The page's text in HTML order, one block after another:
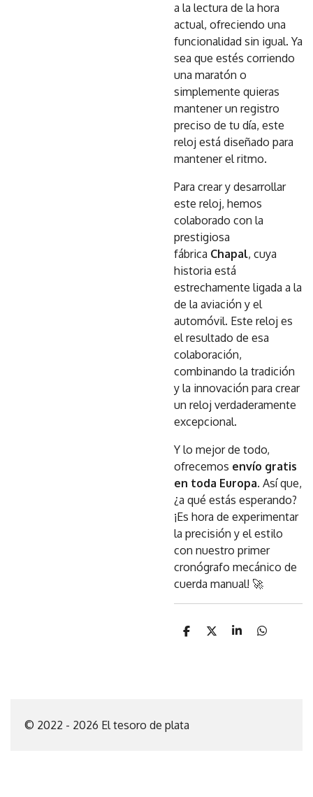
a la lectura de la hora
actual, ofreciendo una
funcionalidad sin igual. Ya
sea que estés corriendo
una maratón o
simplemente quieras
mantener un registro
preciso de tu día, este
reloj está diseñado para
mantener el ritmo.
Para crear y desarrollar
este reloj, hemos
colaborado con la
prestigiosa
fábrica Chapal, cuya
historia está
estrechamente ligada a la
de la aviación y el
automóvil. Este reloj es
el resultado de esa
colaboración,
combinando la tradición
y la innovación para crear
un reloj verdaderamente
excepcional.
Y lo mejor de todo,
ofrecemos envío gratis
en toda Europa. Así que,
¿a qué estás esperando?
¡Es hora de experimentar
la precisión y el estilo
con nuestro primer
cronógrafo mecánico de
cuerda manual! 🚀
C
r
C
C
C
© 2022 - 2026 El tesoro de plata